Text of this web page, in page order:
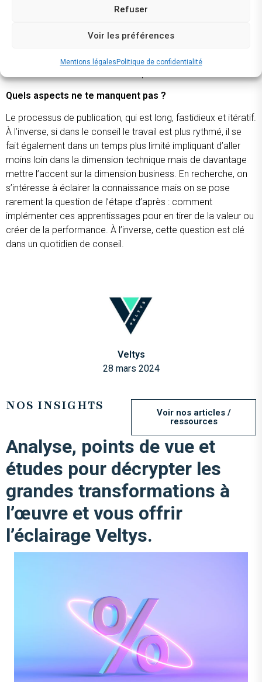
Refuser
Voir les préférences
Mentions légales Politique de confidentialité
souhaité rejoindre le secteur privé, secteur au sein duquel je
« académique », Veltys est un cabinet de conseil connu dans
Quels aspects ne te manquent pas ?
Le processus de publication, qui est long, fastidieux et itératif.
À l’inverse, si dans le conseil le travail est plus rythmé, il se
fait également dans un temps plus limité impliquant d’aller
moins loin dans la dimension technique mais de davantage
mettre l’accent sur la dimension business. En recherche, on
s’intéresse à éclairer la connaissance mais on se pose
rarement la question de l’étape d’après : comment
implémenter ces apprentissages pour en tirer de la valeur ou
créer de la performance. À l’inverse, cette question est clé
dans un quotidien de conseil.
Veltys
28 mars 2024
NOS INSIGHTS
Voir nos articles /
ressources
Analyse, points de vue et
études pour décrypter les
grandes transformations à
l’œuvre et vous offrir
l’éclairage Veltys.